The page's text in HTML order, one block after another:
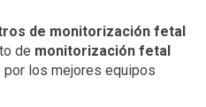
de monitorización fetal
de monitorización fetal
los mejores equipos